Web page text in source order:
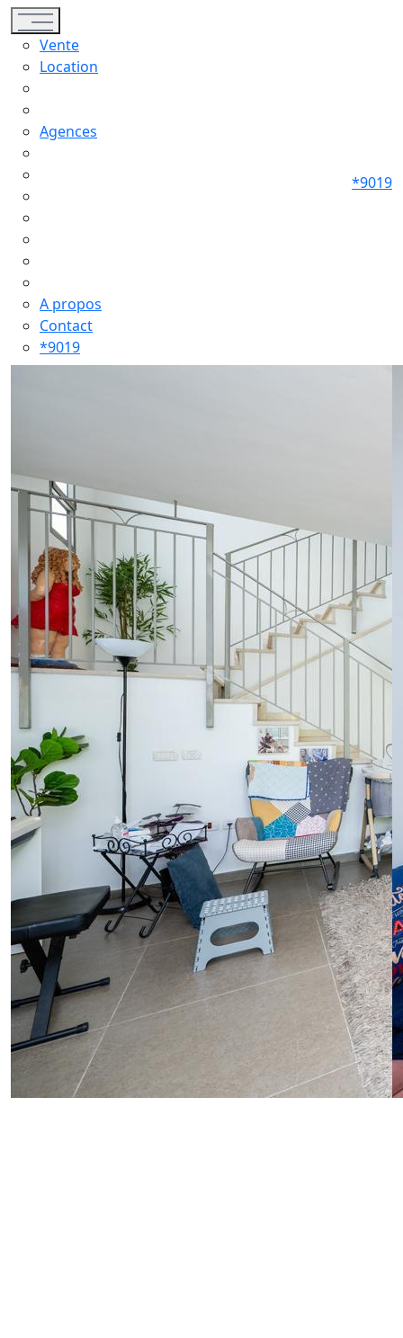
Toggle navigation
Vente
Location
Agences
A propos
Contact
*9019
*9019